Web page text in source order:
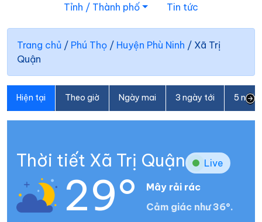
Tỉnh / Thành phố Tin tức
Trang chủ / Phú Thọ / Huyện Phù Ninh / Xã Trị
Quận
Hiện tại Theo giờ Ngày mai 3 ngày tới 5
Thời tiết Xã Trị Quận Live
29°
Mây rải rác
Cảm giác như 36°.